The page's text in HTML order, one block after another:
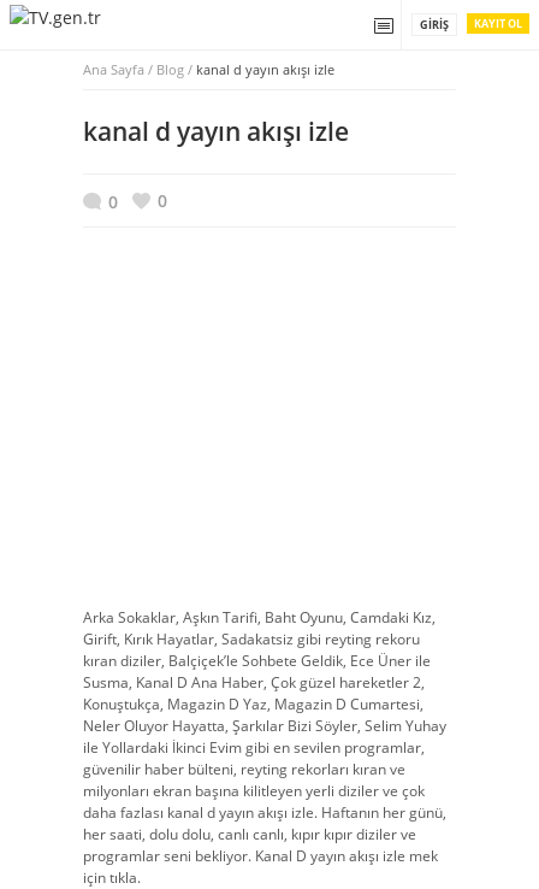
KAYIT OL
GIRIŞ
Ana Sayfa / Blog / kanal d yayın akışı izle
kanal d yayın akışı izle
0 0
Arka Sokaklar, Aşkın Tarifi, Baht Oyunu, Camdaki Kız,
Girift, Kırık Hayatlar, Sadakatsiz gibi reyting rekoru
kıran diziler, Balçiçek’le Sohbete Geldik, Ece Üner ile
Susma, Kanal D Ana Haber, Çok güzel hareketler 2,
Konuştukça, Magazin D Yaz, Magazin D Cumartesi,
Neler Oluyor Hayatta, Şarkılar Bizi Söyler, Selim Yuhay
ile Yollardaki İkinci Evim gibi en sevilen programlar,
güvenilir haber bülteni, reyting rekorları kıran ve
milyonları ekran başına kilitleyen yerli diziler ve çok
daha fazlası kanal d yayın akışı izle. Haftanın her günü,
her saati, dolu dolu, canlı canlı, kıpır kıpır diziler ve
programlar seni bekliyor. Kanal D yayın akışı izle mek
için tıkla.